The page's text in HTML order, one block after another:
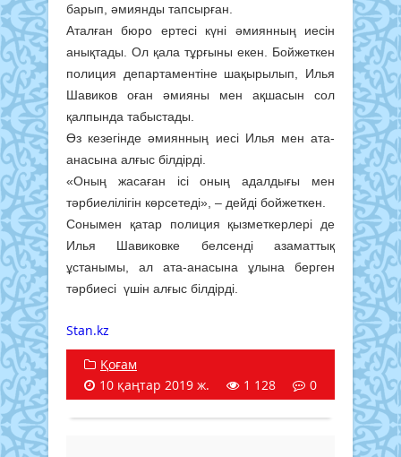
барып, әмиянды тапсырған.
Аталған бюро ертесі күні әмиянның иесін
анықтады. Ол қала тұрғыны екен. Бойжеткен
полиция департаментіне шақырылып, Илья
Шавиков оған әмияны мен ақшасын сол
қалпында табыстады.
Өз кезегінде әмиянның иесі Илья мен ата-
анасына алғыс білдірді.
«Оның жасаған ісі оның адалдығы мен
тәрбиелілігін көрсетеді», – дейді бойжеткен.
Сонымен қатар полиция қызметкерлері де
Илья Шавиковке белсенді азаматтық
ұстанымы, ал ата-анасына ұлына берген
тәрбиесі үшін алғыс білдірді.
Stan.kz
Қоғам
10 қаңтар 2019 ж.
1 128 0